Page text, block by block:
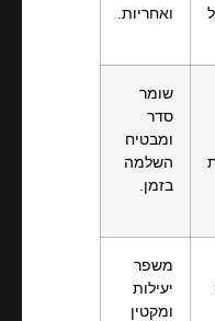
ואחריות.
שומר
סדר
ומבטיח
השלמה
בזמן.
משפר
יעילות
ומקטין